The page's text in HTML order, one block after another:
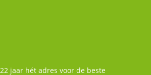
jaar hét adres voor de beste